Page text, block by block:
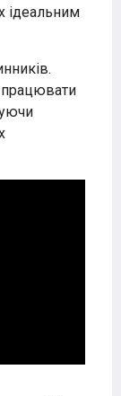
ідеальним